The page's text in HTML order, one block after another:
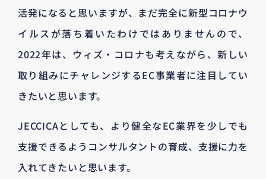
活発になると思いますが、まだ完全に新型コロナウ
イルスが落ち着いたわけではありませんので、
2022年は、ウィズ・コロナも考えながら、新しい
取り組みにチャレンジするEC事業者に注目してい
きたいと思います。
JECCICAとしても、より健全なEC業界を少しでも
支援できるようコンサルタントの育成、支援に力を
入れてきたいと思います。